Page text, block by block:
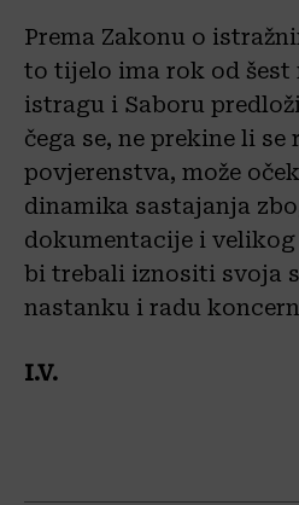
Prema Zakonu o
to tijelo ima rok od šest
istragu i Saboru
čega se, ne prekine li se
povjerenstva, može
dinamika sastajanja
dokumentacije i
bi trebali iznositi svoja
nastanku i radu
I.V.